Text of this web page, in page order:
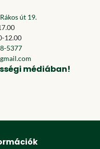
út 19.
12.00
5377
médiában!